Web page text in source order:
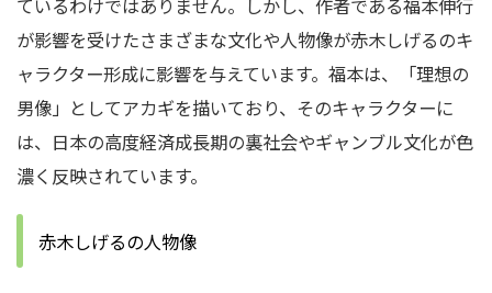
ているわけではありません。しかし、作者である福本伸行
が影響を受けたさまざまな文化や人物像が赤木しげるのキ
ャラクター形成に影響を与えています。福本は、「理想の
男像」としてアカギを描いており、そのキャラクターに
は、日本の高度経済成長期の裏社会やギャンブル文化が色
濃く反映されています。
赤木しげるの人物像